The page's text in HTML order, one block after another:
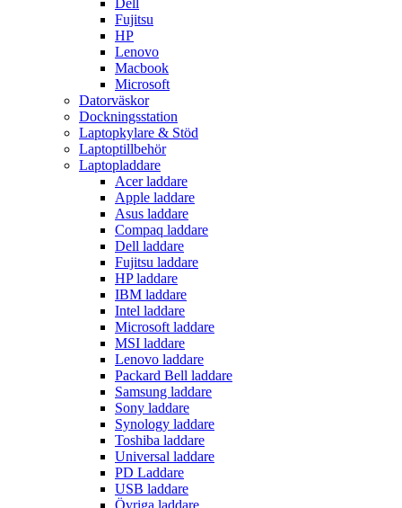
Dell
Fujitsu
HP
Lenovo
Macbook
Microsoft
Datorväskor
Dockningsstation
Laptopkylare & Stöd
Laptoptillbehör
Laptopladdare
Acer laddare
Apple laddare
Asus laddare
Compaq laddare
Dell laddare
Fujitsu laddare
HP laddare
IBM laddare
Intel laddare
Microsoft laddare
MSI laddare
Lenovo laddare
Packard Bell laddare
Samsung laddare
Sony laddare
Synology laddare
Toshiba laddare
Universal laddare
PD Laddare
USB laddare
Övriga laddare